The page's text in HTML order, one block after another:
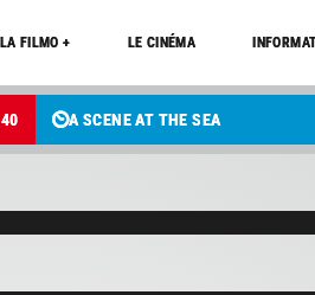
LA FILMO + LE CINÉMA
40 A SCENE AT THE SEA